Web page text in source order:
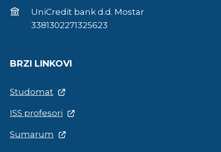
UniCredit bank d.d. Mostar
3381302271325623
BRZI LINKOVI
Studomat
ISS profesori
Sumarum